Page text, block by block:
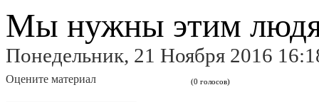
Мы нужны этим
Понедельник, 21 Ноября 2016
Оцените материал (0 голосов)